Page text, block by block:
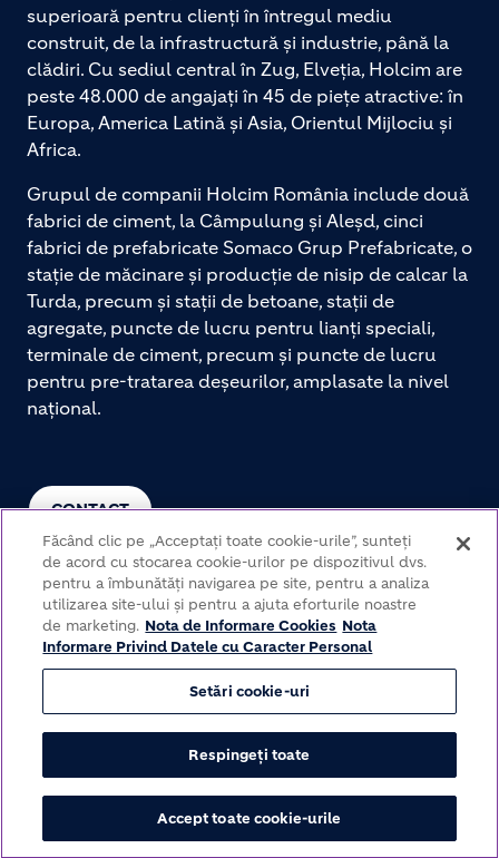
CONTACT
superioară pentru clienți în întregul mediu
construit, de la infrastructură și industrie, până la
clădiri. Cu sediul central în Zug, Elveția, Holcim are
peste 48.000 de angajați în 45 de piețe atractive: în
Europa, America Latină și Asia, Orientul Mijlociu și
Africa.
Grupul de companii Holcim România include două
fabrici de ciment, la Câmpulung și Aleșd, cinci
fabrici de prefabricate Somaco Grup Prefabricate, o
stație de măcinare și producție de nisip de calcar la
Turda, precum și stații de betoane, stații de
agregate, puncte de lucru pentru lianți speciali,
terminale de ciment, precum și puncte de lucru
pentru pre-tratarea deșeurilor, amplasate la nivel
național.
Footer bottomPolitica de protecție a datelor
Termeni și condiții
Politica cookies
Făcând clic pe „Acceptați toate cookie-urile”, sunteți
de acord cu stocarea cookie-urilor pe dispozitivul dvs.
pentru a îmbunătăți navigarea pe site, pentru a analiza
utilizarea site-ului și pentru a ajuta eforturile noastre
de marketing. Nota de Informare Cookies Nota
Informare Privind Datele cu Caracter Personal
Setări cookie-uri
Respingeți toate
Accept toate cookie-urile